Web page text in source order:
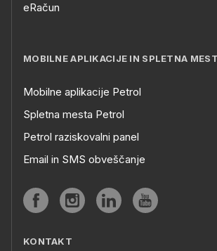
eRačun
MOBILNE APLIKACIJE IN SPLETNA
Mobilne aplikacije Petrol
Spletna mesta Petrol
Petrol raziskovalni panel
Email in SMS obveščanje
KONTAKT